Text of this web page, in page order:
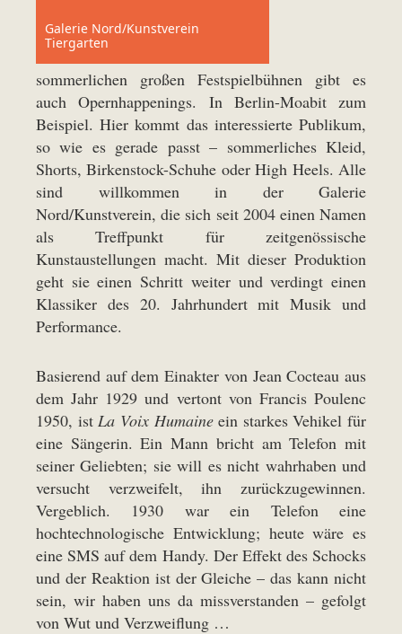
Galerie Nord/Kunstverein
Tiergarten
sommerlichen großen Festspielbühnen gibt es
auch Opernhappenings. In Berlin-Moabit zum
Beispiel. Hier kommt das interessierte Publikum,
so wie es gerade passt – sommerliches Kleid,
Shorts, Birkenstock-Schuhe oder High Heels. Alle
sind willkommen in der Galerie
Nord/Kunstverein, die sich seit 2004 einen Namen
als Treffpunkt für zeitgenössische
Kunstaustellungen macht. Mit dieser Produktion
geht sie einen Schritt weiter und verdingt einen
Klassiker des 20. Jahrhundert mit Musik und
Performance.
Basierend auf dem Einakter von Jean Cocteau aus
dem Jahr 1929 und vertont von Francis Poulenc
1950, ist La Voix Humaineein starkes Vehikel für
eine Sängerin. Ein Mann bricht am Telefon mit
seiner Geliebten; sie will es nicht wahrhaben und
versucht verzweifelt, ihn zurückzugewinnen.
Vergeblich. 1930 war ein Telefon eine
hochtechnologische Entwicklung; heute wäre es
eine SMS auf dem Handy. Der Effekt des Schocks
und der Reaktion ist der Gleiche – das kann nicht
sein, wir haben uns da missverstanden – gefolgt
von Wut und Verzweiflung …